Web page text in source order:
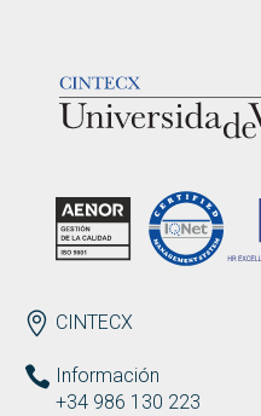
Igualdade
ES EN Search
por:
BUSCAR
ENDEREZO
CINTECX
Información
+34 986 130 223